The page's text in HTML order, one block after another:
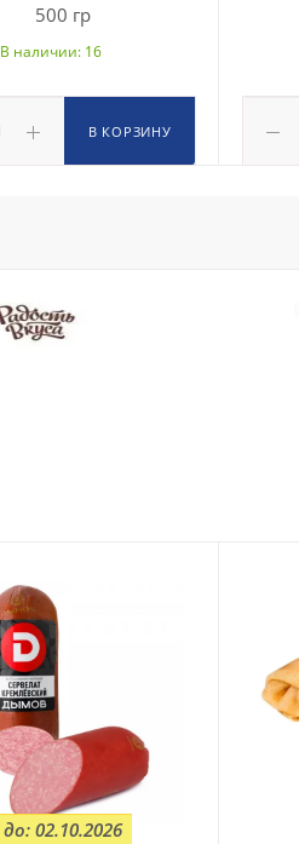
500 гр
В наличии: 16
В КОРЗИНУ
до: 02.10.2026